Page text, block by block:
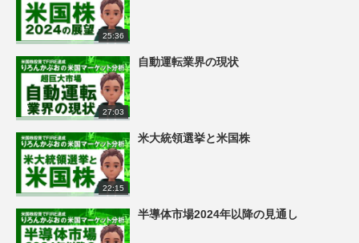
25:36
27:03
自動運転業界の現状
22:15
米大統領選挙と米国株
半導体市場2024年以降の見通し